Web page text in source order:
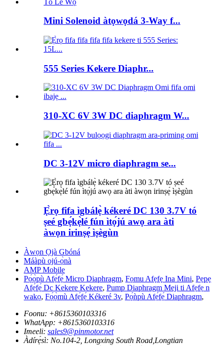
Mini Solenoid àtọwọdá 3-Way f...
555 Series Kekere Diaphr...
310-XC 6V 3W DC diaphragm W...
DC 3-12V micro diaphragm se...
Ẹ̀rọ fifa ìgbálẹ̀ kékeré DC 130 3.7V tó
ṣeé gbẹ́kẹ̀lé fún ìtọ́jú awọ ara àti
àwọn irinṣẹ́ ìṣègùn
Àwọn Ọjà Gbóná
Máàpù ojú-ọ̀nà
AMP Mobile
Pọ́ọ̀pù Afẹ́fẹ́ Micro Diaphragm, Fọmu Afẹfẹ Ina Mini, Pẹpẹ
Afẹ́fẹ́ Dc Kekere Kekere, Pump Diaphragm Meji ti Afẹfẹ n
wakọ, Fọ́ọ̀mù Afẹ́fẹ́ Kékeré 3v, Pọ́ǹpù Afẹ́fẹ́ Diaphragm,
Foonu: +8615360103316
WhatApp: +8615360103316
Imeeli: sales9@pinmotor.net
Àdírẹ́sì: No.104-2, Longxing South Road,Longtian